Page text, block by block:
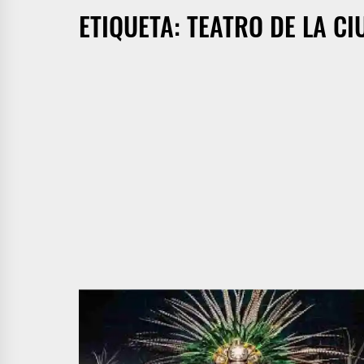
ETIQUETA:TEATRO DE LA